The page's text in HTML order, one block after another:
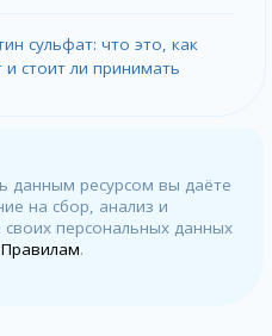
сульфат: что это, как
и стоит ли принимать
данным ресурсом вы даёте
на сбор, анализ и
своих персональных данных
Правилам.